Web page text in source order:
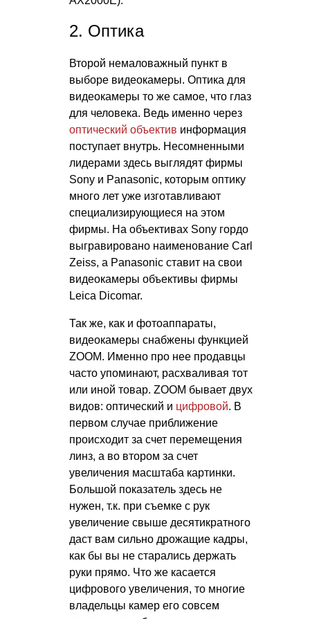
2. Оптика
Второй немаловажный пункт в
выборе видеокамеры. Оптика для
видеокамеры то же самое, что глаз
для человека. Ведь именно через
оптический объектив информация
поступает внутрь. Несомненными
лидерами здесь выглядят фирмы
Sony и Panasonic, которым оптику
много лет уже изготавливают
специализирующиеся на этом
фирмы. На объективах Sony гордо
выгравировано наименование Carl
Zeiss, а Panasonic ставит на свои
видеокамеры объективы фирмы
Leica Dicomar.
Так же, как и фотоаппараты,
видеокамеры снабжены функцией
ZOOM. Именно про нее продавцы
часто упоминают, расхваливая тот
или иной товар. ZOOM бывает двух
видов: оптический и цифровой. В
первом случае приближение
происходит за счет перемещения
линз, а во втором за счет
увеличения масштаба картинки.
Большой показатель здесь не
нужен, т.к. при съемке с рук
увеличение свыше десятикратного
даст вам сильно дрожащие кадры,
как бы вы не старались держать
руки прямо. Что же касается
цифрового увеличения, то многие
владельцы камер его совсем